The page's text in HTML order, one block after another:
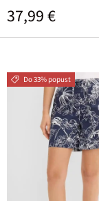
Običajna cena
37,99 €
Do 33% popust